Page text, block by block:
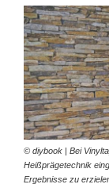
© diybook | Bei
Heißprägetechnik
Ergebnisse zu